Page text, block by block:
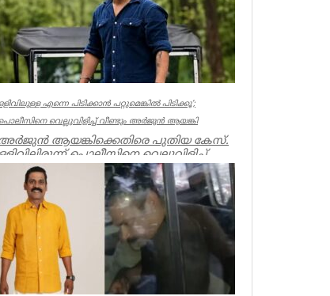
എന്നെ പിടിക്കാൻ പറ്റുമെങ്കിൽ പിടിക്കൂ’;
വെല്ലുവിളിച്ച് വീണ്ടും അർജുൻ ആയങ്കി
ആയങ്കിക്കെതിരെ പുതിയ കേസ്.
പൊലീസിനെ വെല്ലുവിളിച്ച്
കേസ്....